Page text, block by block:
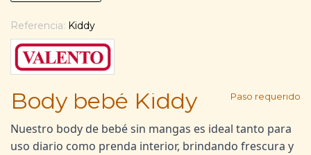
Referencia: Kiddy
Body bebé Kiddy Paso requerido
Nuestro body de bebé sin mangas es ideal tanto para
uso diario como prenda interior, brindando frescura y